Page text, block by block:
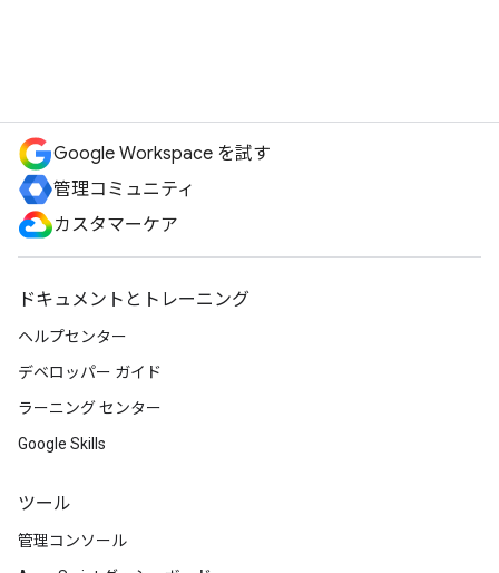
Google Workspace を試す
管理コミュニティ
カスタマーケア
ドキュメントとトレーニング
ヘルプセンター
デベロッパー ガイド
ラーニング センター
Google Skills
ツール
管理コンソール